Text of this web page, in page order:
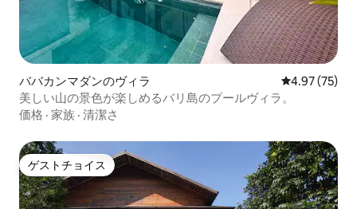
ババカンマダンのヴィラ レビュー75
4.97 (75)
美しい山の景色が楽しめるバリ島のプールヴィラ。
価格 · 家族 · 清潔さ
ゲストチョイス
ゲストチョイス